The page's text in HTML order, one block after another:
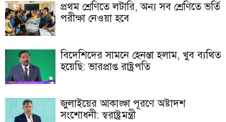
প্রথম শ্রেণিতে লটারি, অন্য সব শ্রেণিতে ভর্তি
পরীক্ষা নেওয়া হবে
বিদেশিদের সামনে হেনস্তা হলাম, খুব ব্যথিত
হয়েছি: ভারপ্রাপ্ত রাষ্ট্রপতি
জুলাইয়ের আকাঙ্ক্ষা পূরণে অষ্টাদশ
সংশোধনী: স্বরাষ্ট্রমন্ত্রী